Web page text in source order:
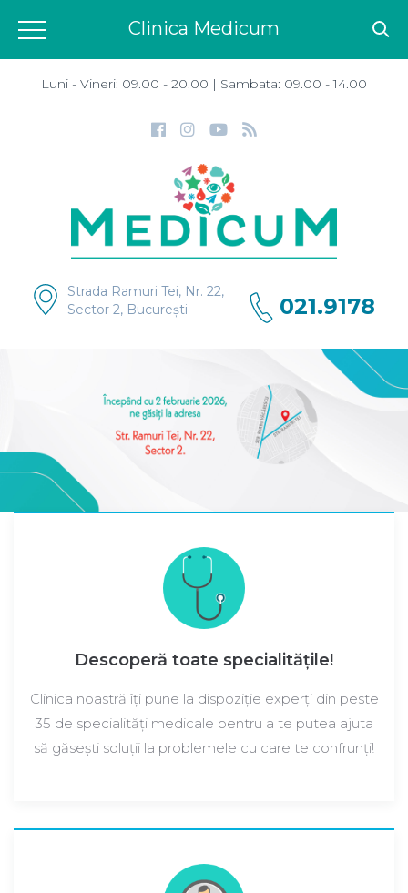
Luni - Vineri: 09.00 - 20.00 | Sambata: 09.00 - 14.00
Strada Ramuri Tei, Nr. 22,
Sector 2, București
021.9178
Descoperă toate specialitățile!
Clinica noastră îți pune la dispoziție experți din peste
35 de specialități medicale pentru a te putea ajuta
să găsești soluții la problemele cu care te confrunți!
Clinica Medicum